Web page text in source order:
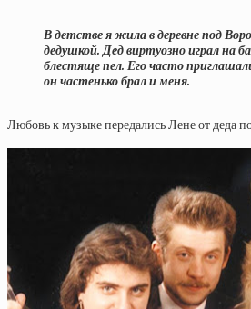
В детстве я жила в деревне под
дедушкой. Дед виртуозно играл на
блестяще пел. Его часто
он частенько брал и меня.
Любовь к музыке передались Лене от деда